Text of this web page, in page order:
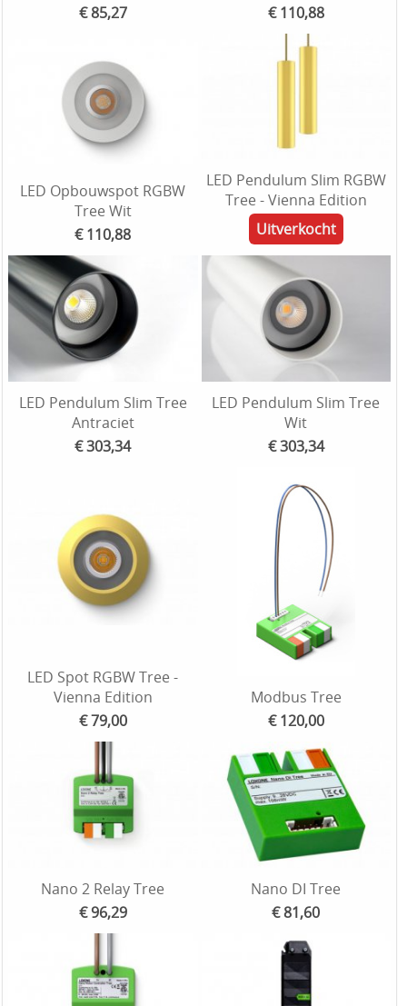
€ 85,27 € 110,88
LED Opbouwspot RGBW
Tree Wit
€ 110,88
LED Pendulum Slim RGBW
Tree - Vienna Edition
Uitverkocht
LED Pendulum Slim Tree
Antraciet
€ 303,34
LED Pendulum Slim Tree
Wit
€ 303,34
LED Spot RGBW Tree -
Vienna Edition
€ 79,00
Modbus Tree
€ 120,00
Nano 2 Relay Tree
€ 96,29
Nano DI Tree
€ 81,60